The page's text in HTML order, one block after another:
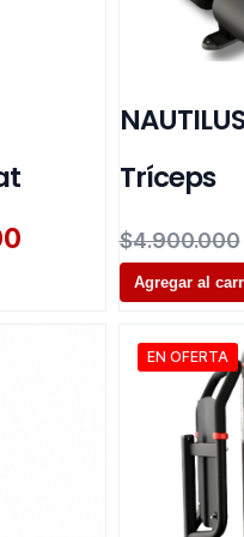
$3.650.000.
Tríceps
$4.900.000
Agregar al
EN OFERTA